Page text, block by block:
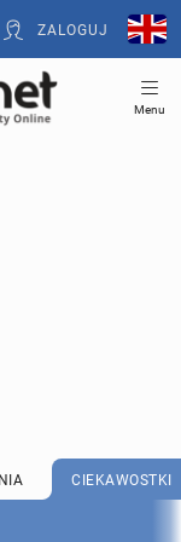
ZALOGUJ
Menu
CIEKAWOSTKI